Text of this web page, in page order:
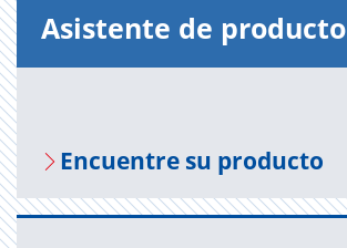
Asis­ten­te de pro­duc­to
En­cuen­tre su pro­duc­to